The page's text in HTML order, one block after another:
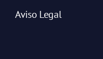
Aviso Legal